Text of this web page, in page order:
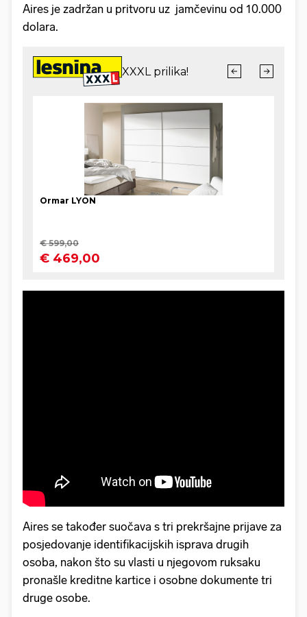
Aires je zadržan u pritvoru uz jamčevinu od 10.000
dolara.
Aires se također suočava s tri prekršajne prijave za
posjedovanje identifikacijskih isprava drugih
osoba, nakon što su vlasti u njegovom ruksaku
pronašle kreditne kartice i osobne dokumente tri
druge osobe.